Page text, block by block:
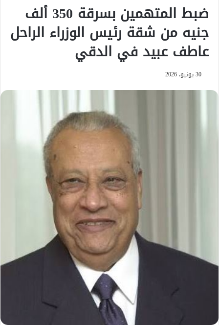
ضبط المتهمين بسرقة 350 ألف
جنيه من شقة رئيس الوزراء الراحل
عاطف عبيد في الدقي
30 يونيو، 2026